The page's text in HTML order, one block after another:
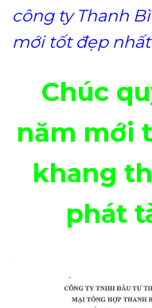
công ty Thanh
mới tốt đẹp
Chúc
năm mới
khang
phát